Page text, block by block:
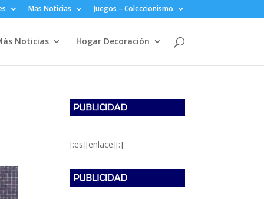
Mas Noticias Juegos – Coleccionismo
Noticias Hogar Decoración
[:es][enlace][:]